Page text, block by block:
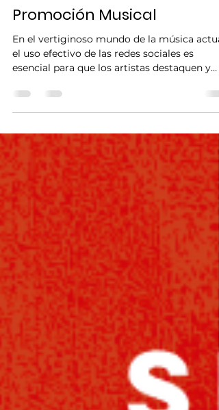
Uso de Redes Sociales en la
Promoción Musical
En el vertiginoso mundo de la música
esencial para que los artistas destaquen y
conecten con su audiencia de manera
Redes Sociales en la Promoción Musical"
puede impulsar tu carrera y llevar tu música
a nuevas alturas. La Clave del Éxito:
Estrategias de Redes Sociales Conoce a tu
Audiencia Antes de comenzar cualquier
estrategia en redes sociales, es importante
entender quiénes son las